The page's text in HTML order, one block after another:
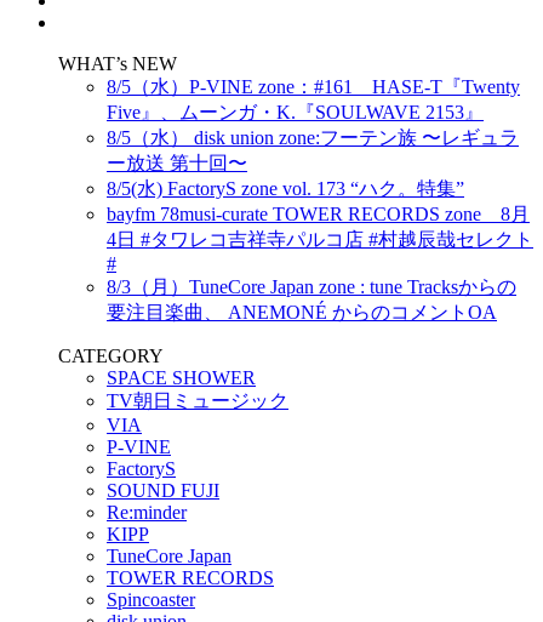
WHAT’s NEW
8/5（水）P-VINE zone：#161 HASE-T『Twenty
Five』、ムーンガ・K.『SOULWAVE 2153』
8/5（水） disk union zone:フーテン族 〜レギュラ
ー放送 第十回〜
8/5(水) FactoryS zone vol. 173 “ハク。特集”
bayfm 78musi-curate TOWER RECORDS zone 8月
4日 #タワレコ吉祥寺パルコ店 #村越辰哉セレクト
#
8/3（月）TuneCore Japan zone : tune Tracksからの
要注目楽曲、 ANEMONÉ からのコメントOA
CATEGORY
SPACE SHOWER
TV朝日ミュージック
VIA
P-VINE
FactoryS
SOUND FUJI
Re:minder
KIPP
TuneCore Japan
TOWER RECORDS
Spincoaster